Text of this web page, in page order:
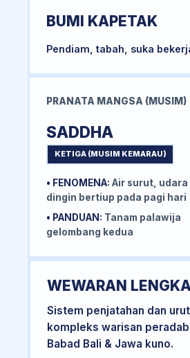
BUMI KAPETAK
Pendiam, tabah, suka
PRANATA MANGSA (MUSIM)
SADDHA
KETIGA (MUSIM KEMARAU)
• FENOMENA: Air surut, udara
dingin bertiup pada pagi hari
• PANDUAN: Tanam palawija
gelombang kedua
WEWARAN
Sistem penjatahan dan
kompleks warisan
Babad Bali & Jawa kuno.